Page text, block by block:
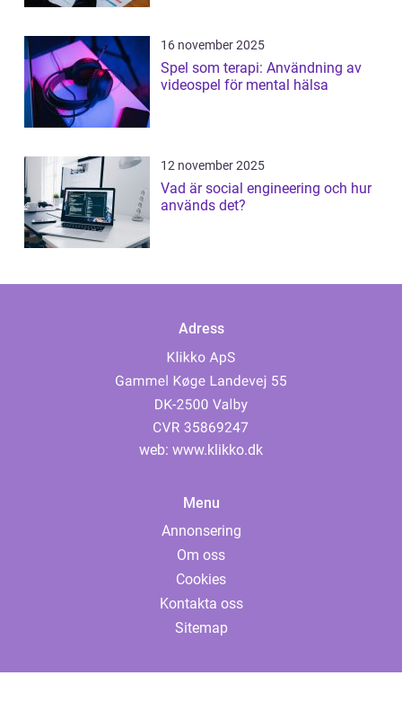
16 november 2025
Spel som terapi: Användning av
videospel för mental hälsa
12 november 2025
Vad är social engineering och hur
används det?
Adress
web: www.klikko.dk
Menu
Annonsering
Om oss
Cookies
Kontakta oss
Sitemap